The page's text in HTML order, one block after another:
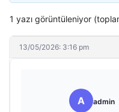
1 yazı görüntüleniyor
13/05/2026: 3:16 pm
A admin